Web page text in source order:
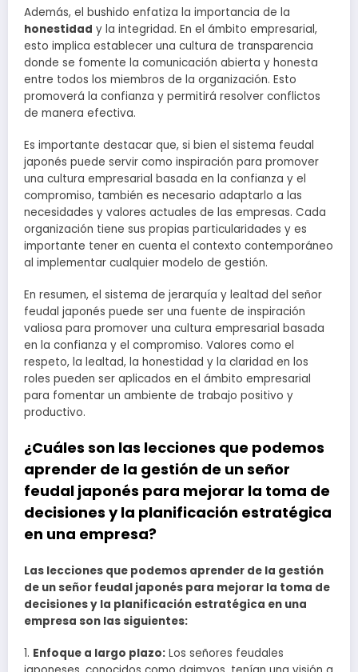
Además, el bushido enfatiza la importancia de la
honestidad y la integridad. En el ámbito empresarial,
esto implica establecer una cultura de transparencia
donde se fomente la comunicación abierta y honesta
entre todos los miembros de la organización. Esto
promoverá la confianza y permitirá resolver conflictos
de manera efectiva.
Es importante destacar que, si bien el sistema feudal
japonés puede servir como inspiración para promover
una cultura empresarial basada en la confianza y el
compromiso, también es necesario adaptarlo a las
necesidades y valores actuales de las empresas. Cada
organización tiene sus propias particularidades y es
importante tener en cuenta el contexto contemporáneo
al implementar cualquier modelo de gestión.
En resumen, el sistema de jerarquía y lealtad del señor
feudal japonés puede ser una fuente de inspiración
valiosa para promover una cultura empresarial basada
en la confianza y el compromiso. Valores como el
respeto, la lealtad, la honestidad y la claridad en los
roles pueden ser aplicados en el ámbito empresarial
para fomentar un ambiente de trabajo positivo y
productivo.
¿Cuáles son las lecciones que podemos
aprender de la gestión de un señor
feudal japonés para mejorar la toma de
decisiones y la planificación estratégica
en una empresa?
Las lecciones que podemos aprender de la gestión
de un señor feudal japonés para mejorar la toma de
decisiones y la planificación estratégica en una
empresa son las siguientes:
1. Enfoque a largo plazo: Los señores feudales